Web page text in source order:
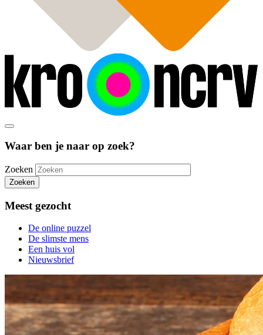
Waar ben je naar op zoek?
Zoeken
Zoeken
Meest gezocht
De online puzzel
De slimste mens
Een huis vol
Nieuwsbrief